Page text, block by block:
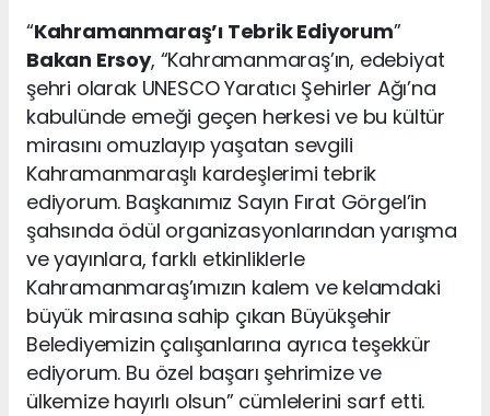
“Kahramanmaraş’ı Tebrik Ediyorum”
Bakan Ersoy, “Kahramanmaraş’ın, edebiyat
şehri olarak UNESCO Yaratıcı Şehirler Ağı’na
kabulünde emeği geçen herkesi ve bu kültür
mirasını omuzlayıp yaşatan sevgili
Kahramanmaraşlı kardeşlerimi tebrik
ediyorum. Başkanımız Sayın Fırat Görgel’in
şahsında ödül organizasyonlarından yarışma
ve yayınlara, farklı etkinliklerle
Kahramanmaraş’ımızın kalem ve kelamdaki
büyük mirasına sahip çıkan Büyükşehir
Belediyemizin çalışanlarına ayrıca teşekkür
ediyorum. Bu özel başarı şehrimize ve
ülkemize hayırlı olsun” cümlelerini sarf etti.